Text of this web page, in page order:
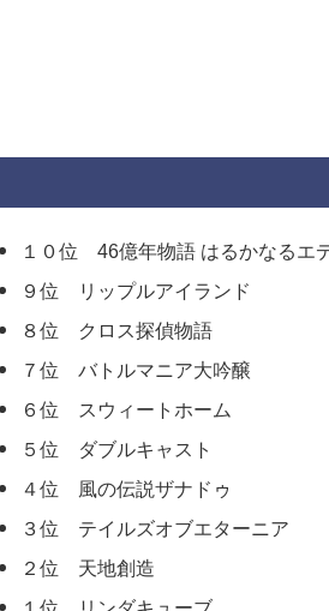
１０位 46億年物語 はるかなるエ
９位 リップルアイランド
８位 クロス探偵物語
７位 バトルマニア大吟醸
６位 スウィートホーム
５位 ダブルキャスト
４位 風の伝説ザナドゥ
３位 テイルズオブエターニア
２位 天地創造